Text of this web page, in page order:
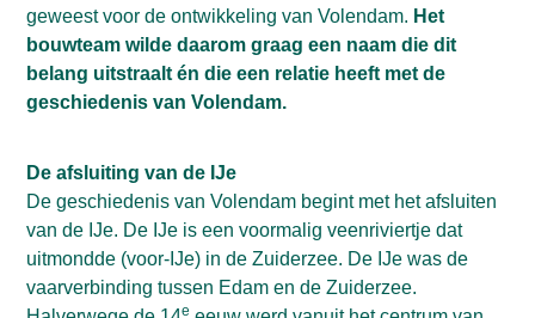
geweest voor de ontwikkeling van Volendam. Het
bouwteam wilde daarom graag een naam die dit
belang uitstraalt én die een relatie heeft met de
geschiedenis van Volendam.
De afsluiting van de IJe
De geschiedenis van Volendam begint met het afsluiten
van de IJe. De IJe is een voormalig veenriviertje dat
uitmondde (voor-IJe) in de Zuiderzee. De IJe was de
vaarverbinding tussen Edam en de Zuiderzee.
e